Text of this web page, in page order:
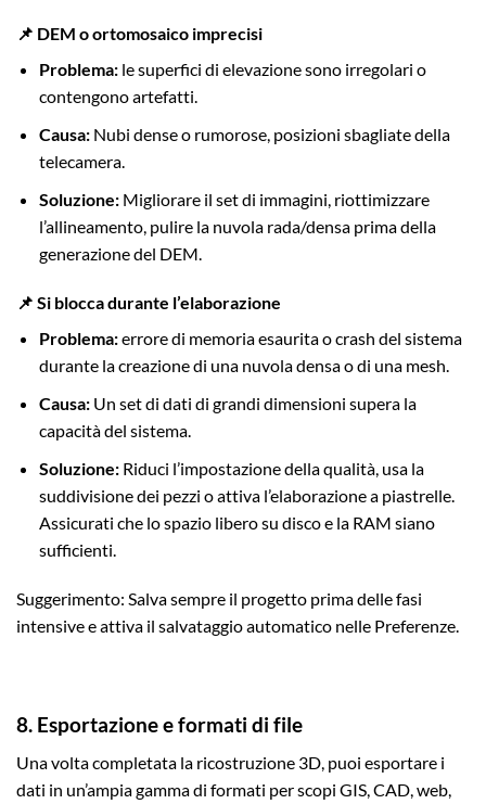
📌 DEM o ortomosaico imprecisi
Problema:le superfici di elevazione sono irregolari o
contengono artefatti.
Causa:Nubi dense o rumorose, posizioni sbagliate della
telecamera.
Soluzione:Migliorare il set di immagini, riottimizzare
l’allineamento, pulire la nuvola rada/densa prima della
generazione del DEM.
📌 Si blocca durante l’elaborazione
Problema:errore di memoria esaurita o crash del sistema
durante la creazione di una nuvola densa o di una mesh.
Causa:Un set di dati di grandi dimensioni supera la
capacità del sistema.
Soluzione:Riduci l’impostazione della qualità, usa la
suddivisione dei pezzi o attiva l’elaborazione a piastrelle.
Assicurati che lo spazio libero su disco e la RAM siano
sufficienti.
Suggerimento: Salva sempre il progetto prima delle fasi
intensive e attiva il salvataggio automatico nelle Preferenze.
8. Esportazione e formati di file
Una volta completata la ricostruzione 3D, puoi esportare i
dati in un’ampia gamma di formati per scopi GIS, CAD, web,